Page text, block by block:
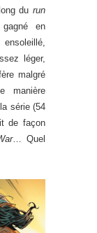
du run
en
léger,
malgré
manière
série (54
de façon
… Quel